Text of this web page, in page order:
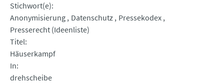
Stichwort(e)
Anonymisierung Datenschutz Pressekodex
Presserecht (Ideenliste)
Titel
Häuserkampf
In
drehscheibe